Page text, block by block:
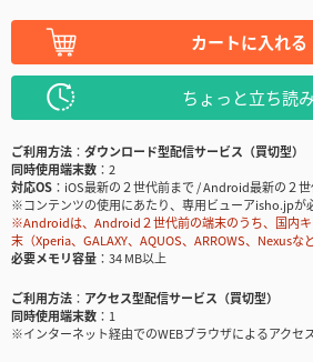
カートに入れる
ちょっと立ち読み
ご利用方法
ダウンロード型配信サービス（買切型）
同時使用端末数
2
対応OS
iOS最新の２世代前まで / Android最新の２
※コンテンツの使用にあたり、専用ビューアisho.jpが
※Androidは、Android２世代前の端末のうち、国内
末（Xperia、GALAXY、AQUOS、ARROWS、Nexus
必要メモリ容量
34 MB以上
ご利用方法
アクセス型配信サービス（買切型）
同時使用端末数
1
※インターネット経由でのWEBブラウザによるアクセ